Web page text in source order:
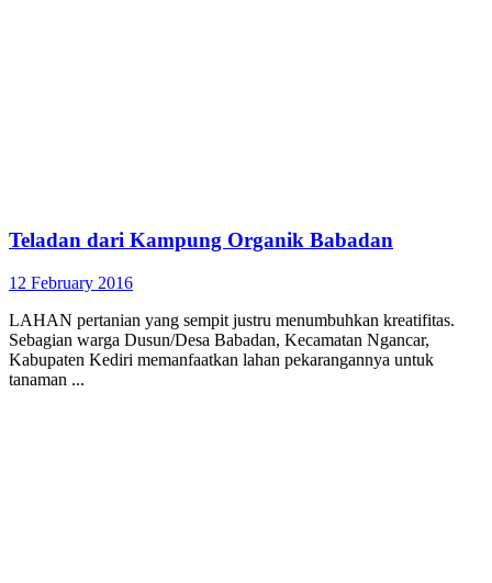
Teladan dari Kampung Organik Babadan
12 February 2016
LAHAN pertanian yang sempit justru menumbuhkan kreatifitas.
Sebagian warga Dusun/Desa Babadan, Kecamatan Ngancar,
Kabupaten Kediri memanfaatkan lahan pekarangannya untuk
tanaman ...